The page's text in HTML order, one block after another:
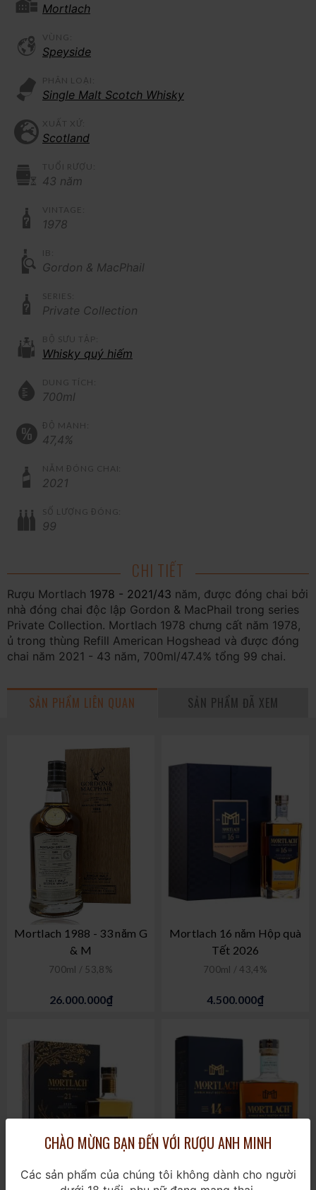
Mortlach
VÙNG:
Speyside
PHÂN LOẠI:
Single Malt Scotch Whisky
XUẤT XỨ:
Scotland
TUỔI RƯỢU:
43 năm
VINTAGE:
1978
IB:
Gordon & MacPhail
SERIES:
Private Collection
BỘ SƯU TẬP:
Whisky quý hiếm
DUNG TÍCH:
700ml
ĐỘ MẠNH:
47,4%
NĂM ĐÓNG CHAI:
2021
SỐ LƯỢNG ĐÓNG:
99
CHI TIẾT
Rượu Mortlach 1978 - 2021/43 năm, được đóng chai bởi
nhà đóng chai độc lập Gordon & MacPhail trong series
Private Collection. Mortlach 1978 chưng cất năm 1978,
ủ trong thùng Refill American Hogshead và được đóng
chai năm 2021 - 43 năm, 700ml/47.4% tổng 99 chai.
SẢN PHẨM LIÊN QUAN SẢN PHẨM ĐÃ XEM
Mortlach 1988 - 33 năm G
& M
700ml / 53,8%
26.000.000₫
Mortlach 16 năm Hộp quà
Tết 2026
700ml / 43,4%
4.500.000₫
CHÀO MỪNG BẠN ĐẾN VỚI RƯỢU ANH MINH
Các sản phẩm của chúng tôi không dành cho người